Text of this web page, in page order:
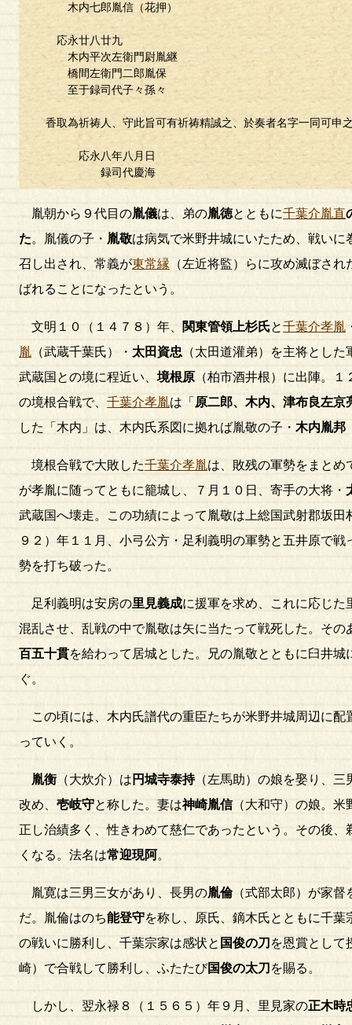
木内七郎胤信（花押）
応永廿八廿九
木内平次左衛門尉胤継
橋間左衛門二郎胤保
至于録司代子々孫々
香取為祈祷人、守此旨可有祈祷精誠之、於奏者名字一同可申
応永八年八月日
録司代慶海
胤朝から９代目の胤儀は、弟の胤徳とともに千葉介胤直
た。胤儀の子・ 胤敬は病気で米野井城にいたため、戦い
召し出され、常義が東常縁 （左近将監）らに攻め滅ぼされ
ばれることになったという。
文明１０（１４７８）年、 関東管領上杉氏と千葉介孝胤
胤 （武蔵千葉氏）・ 太田資忠 （太田道灌弟）を主将とし
武蔵国との境に程近い、境根原 （柏市酒井根）に出陣。
の境根合戦で、 千葉介孝胤は「 原二郎、木内、津布良左京
した「木内」は、木内氏系図に拠れば胤敬の子・ 木内胤邦
境根合戦で大敗した千葉介孝胤は、敗残の軍勢をまとめ
が孝胤に随ってともに籠城し、７月１０日、寄手の大将・
武蔵国へ壊走。この功績によって胤敬は上総国武射郡坂田
９２）年１１月、小弓公方・足利義明の軍勢と五井原で
勢を打ち破った。
足利義明は安房の里見義成に援軍を求め、これに応じ
混乱させ、乱戦の中で胤敬は矢に当たって戦死した。その
百五十貫を給わって居城とした。兄の胤敬とともに臼井
ぐ。
この頃には、木内氏譜代の重臣たちが米野井城周辺に配
っていく。
胤衡 （大炊介）は 円城寺泰持（左馬助）の娘を娶り、三
改め、 壱岐守と称した。妻は神崎胤信（大和守）の娘。米
正し治績多く、性きわめて慈仁であったという。その後、
くなる。法名は常迎現阿。
胤寛は三男三女があり、長男の胤倫（式部太郎）が家督
だ。胤倫はのち能登守を称し、原氏、鏑木氏とともに千
の戦いに勝利し、千葉宗家は感状と 国俊の刀 を恩賞として
崎）で合戦して勝利し、ふたたび国俊の太刀 を賜る。
しかし、翌永禄８（１５６５）年９月、里見家の正木時